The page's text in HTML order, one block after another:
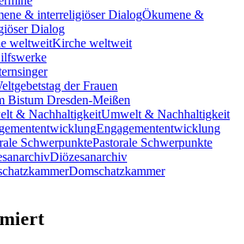
Ökumene &
Dialog
Kirche weltweit
der Frauen
Bistum Dresden-Meißen
Umwelt & Nachhaltigkeit
Engagemententwicklung
Pastorale Schwerpunkte
Diözesanarchiv
Domschatzkammer